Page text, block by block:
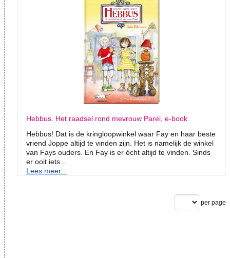
Hebbus. Het raadsel rond mevrouw Parel, e-book
Hebbus! Dat is de kringloopwinkel waar Fay en haar beste
vriend Joppe altijd te vinden zijn. Het is namelijk de winkel
van Fays ouders. En Fay is er écht altijd te vinden. Sinds
er ooit iets...
Lees meer...
per page